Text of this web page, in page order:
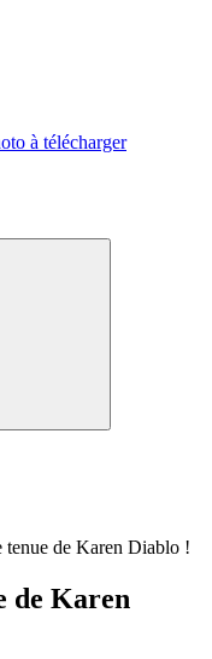
à télécharger
tenue de Karen Diablo !
de Karen